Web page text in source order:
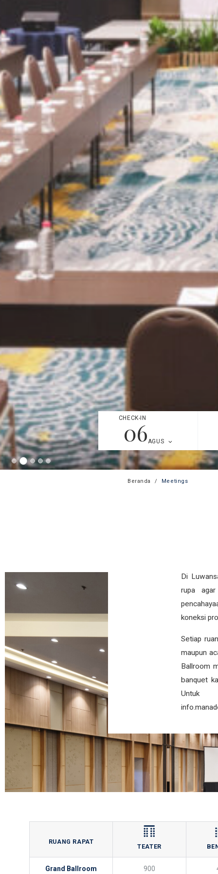
CHECK-IN
06AGUS
Beranda Meetings
Di
rupa
koneksi
Setiap
maupun
Ballroom
banquet
Untuk
RUANG RAPAT
TEATER
Grand Ballroom 900